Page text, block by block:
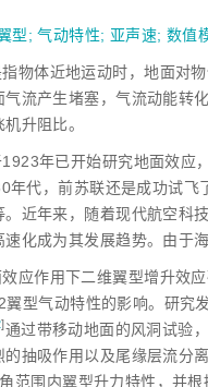
型;气动特性; 亚声速;数值
物体近地运动时，地面对
气流产生堵塞，气流动能转
升阻比。
年已开始研究地面效应
年代，前苏联还是成功试飞
近年来，随着现代航空科
化成为其发展趋势。由于
效应作用下二维翼型增升效
翼型气动特性的影响。研究
]通过带移动地面的风洞试验
的抽吸作用以及尾缘层流分
范围内翼型升力特性，并